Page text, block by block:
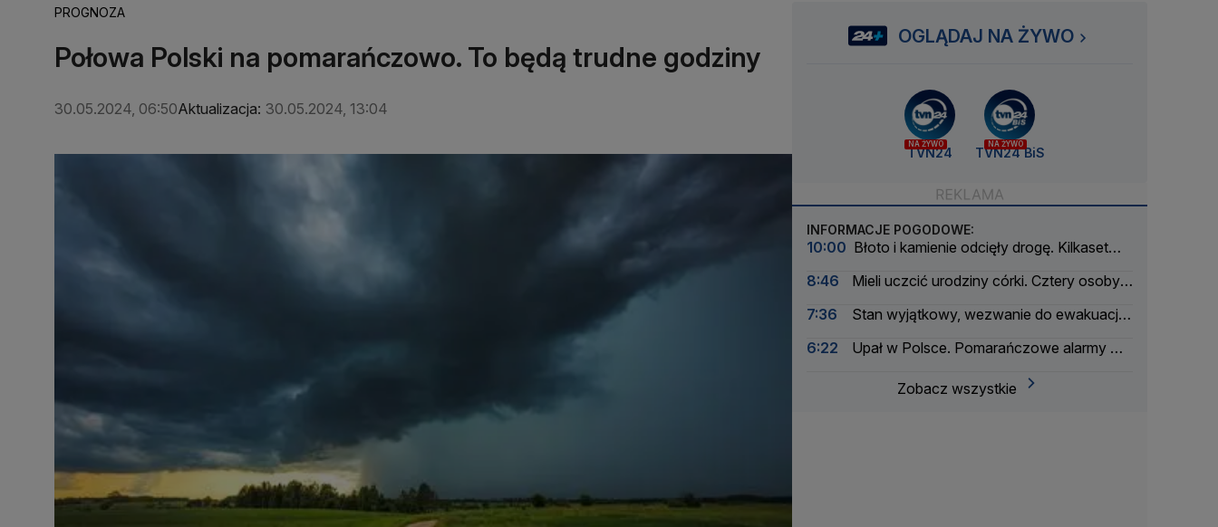
PROGNOZA
Połowa Polski na pomarańczowo. To będą trudne godziny
30.05.2024, 06:50Aktualizacja: 30.05.2024, 13:04
OGLĄDAJ NA ŻYWO
NA ŻYWO
TVN24
NA ŻYWO
TVN24 BiS
INFORMACJE POGODOWE:
10:00 Błoto i kamienie odcięły drogę. Kilkaset
8:46
Mieli uczcić urodziny córki. Cztery osoby
7:36
Stan wyjątkowy, wezwanie do ewakuacji
6:22
Upał w Polsce. Pomarańczowe alarmy w
Zobacz wszystkie